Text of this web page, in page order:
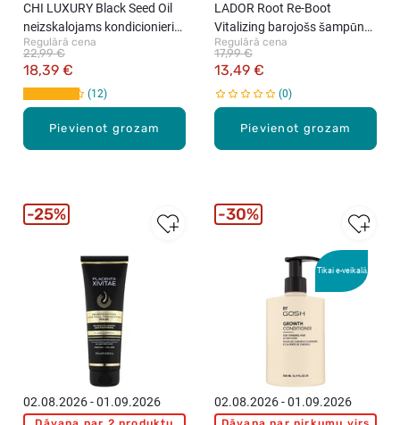
Pievienot grozam
CHI LUXURY Black Seed Oil
neizskalojams kondicionieris
matiem ar melno ķimeņu eļļu,
118ml
Regulārā cena
18,39 €
22,99 €
12
Pievienot grozam
LADOR Root Re-Boot
Vitalizing barojošs šampūns
ar propolisu un citronu
bojātu matu atjaunošanai,
Regulārā cena
13,49 €
17,99 €
0
02.08.2026 - 01.09.2026
25%
Tikai e-veikalā
02.08.2026 - 01.09.2026
30%